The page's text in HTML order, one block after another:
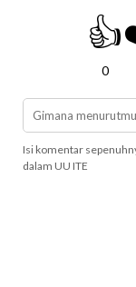
👍
0
Isi komentar
dalam UU ITE